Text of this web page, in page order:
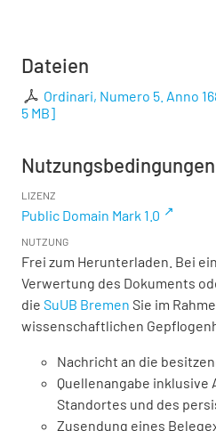
Dateien
Ordinari, Numero 5. Anno
5 MB]
Nutzungsbedingungen
LIZENZ
Public Domain Mark 1.0
NUTZUNG
Frei zum Herunterladen. Bei
Verwertung des Dokuments
die SuUB Bremen Sie im
wissenschaftlichen
Nachricht an die
Quellenangabe inklusive
Standortes und des
Zusendung eines